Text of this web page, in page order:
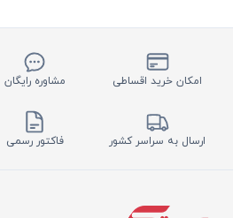
امکان خرید اقساطی مشاوره رایگان
ارسال به سراسر کشور فاکتور رسمی